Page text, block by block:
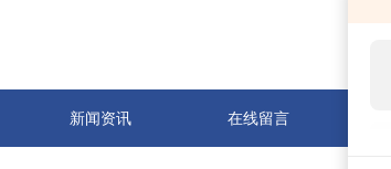
新闻资讯 在线留言